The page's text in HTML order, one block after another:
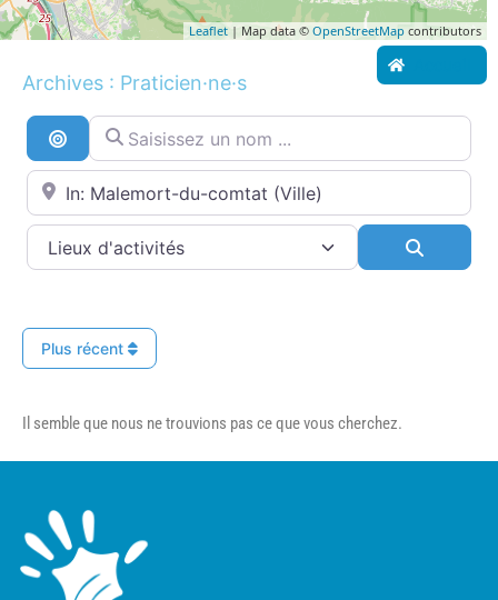
Leaflet | Map data © OpenStreetMap contributors
Archives : Praticien·ne·s
Recherche par distance
Saisissez un nom ...
Proche de...
Plus récent
Il semble que nous ne trouvions pas ce que vous cherchez.